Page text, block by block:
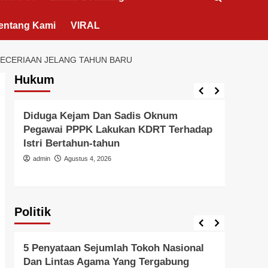
Kami VIRAL
JELANG TAHUN BARU
Hukum
Berita Polisi
Diduga Kejam Dan Sadis Oknum
Pegawai PPPK Lakukan KDRT Terhadap
Istri Bertahun-tahun
admin Agustus 4, 2026
Politik
Politik
5 Penyataan Sejumlah Tokoh Nasional
Dan Lintas Agama Yang Tergabung